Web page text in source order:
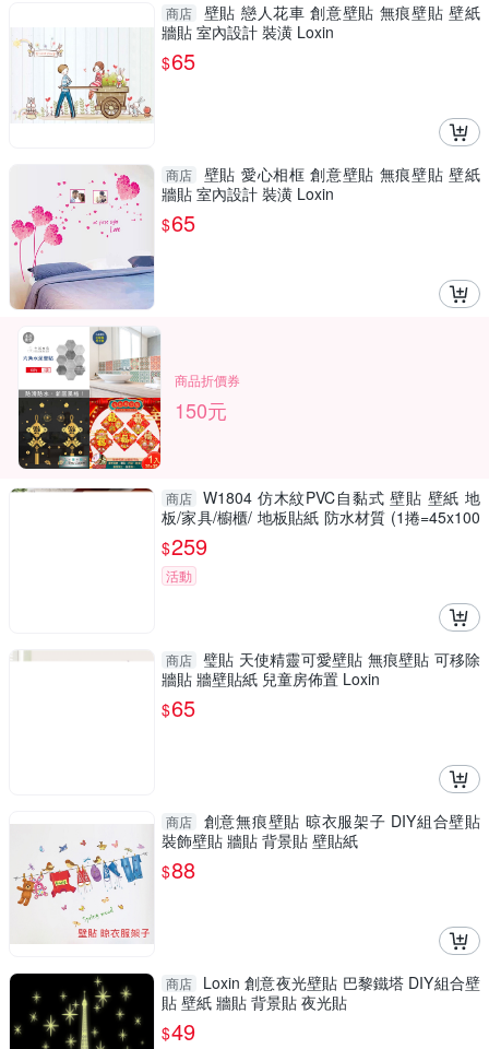
商店
壁貼 戀人花車 創意壁貼 無痕壁貼 壁紙
牆貼 室內設計 裝潢 Loxin
$65
商店
壁貼 愛心相框 創意壁貼 無痕壁貼 壁紙
牆貼 室內設計 裝潢 Loxin
$65
商品折價券
150元
商店 W1804 仿木紋PVC自黏式 壁貼 壁紙 地
板/家具/櫥櫃/ 地板貼紙 防水材質 (1捲=45x100
0公分)
$259
活動
商店 璧貼 天使精靈可愛壁貼 無痕壁貼 可移除
牆貼 牆壁貼紙 兒童房佈置 Loxin
$65
商店
創意無痕壁貼 晾衣服架子 DIY組合壁貼
裝飾壁貼 牆貼 背景貼 壁貼紙
$88
商店
Loxin 創意夜光壁貼 巴黎鐵塔 DIY組合壁
貼 壁紙 牆貼 背景貼 夜光貼
$49